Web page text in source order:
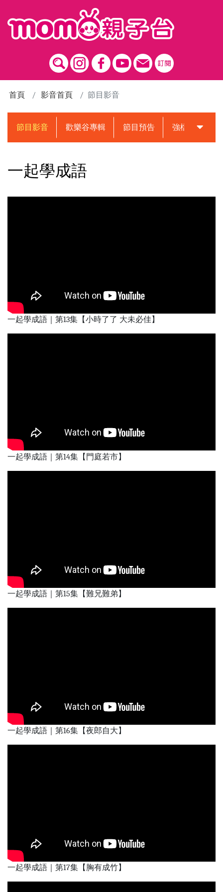
首頁 影音首頁 節目影音
節目影音 歡樂谷專輯 節目預告 強檔動畫預告
一起學成語
一起學成語｜第13集【小時了了 大未必佳】
一起學成語｜第14集【門庭若市】
一起學成語｜第15集【難兄難弟】
一起學成語｜第16集【夜郎自大】
一起學成語｜第17集【胸有成竹】